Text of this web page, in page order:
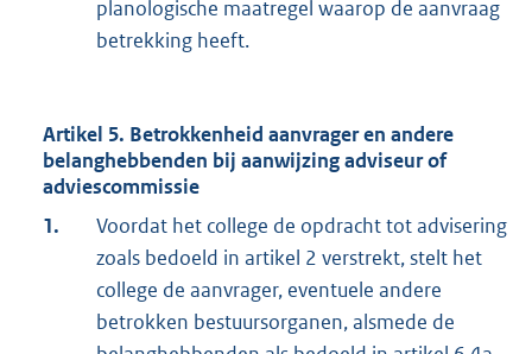
planologische maatregel waarop de aanvraag
betrekking heeft.
Artikel 5. Betrokkenheid aanvrager en andere
belanghebbenden bij aanwijzing adviseur of
adviescommissie
1.
Voordat het college de opdracht tot advisering
zoals bedoeld in artikel 2 verstrekt, stelt het
college de aanvrager, eventuele andere
betrokken bestuursorganen, alsmede de